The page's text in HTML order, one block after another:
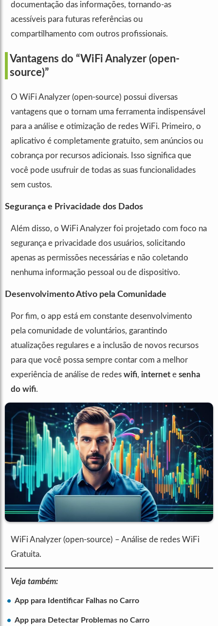
documentação das informações, tornando-as
acessíveis para futuras referências ou
compartilhamento com outros profissionais.
Vantagens do “WiFi Analyzer (open-
source)”
O WiFi Analyzer (open-source) possui diversas
vantagens que o tornam uma ferramenta indispensável
para a análise e otimização de redes WiFi. Primeiro, o
aplicativo é completamente gratuito, sem anúncios ou
cobrança por recursos adicionais. Isso significa que
você pode usufruir de todas as suas funcionalidades
sem custos.
Segurança e Privacidade dos Dados
Além disso, o WiFi Analyzer foi projetado com foco na
segurança e privacidade dos usuários, solicitando
apenas as permissões necessárias e não coletando
nenhuma informação pessoal ou de dispositivo.
Desenvolvimento Ativo pela Comunidade
Por fim, o app está em constante desenvolvimento
pela comunidade de voluntários, garantindo
atualizações regulares e a inclusão de novos recursos
para que você possa sempre contar com a melhor
experiência de análise de redes wifi, internet e senha
do wifi.
WiFi Analyzer (open-source) – Análise de redes WiFi
Gratuita.
Veja também:
App para Identificar Falhas no Carro
App para Detectar Problemas no Carro